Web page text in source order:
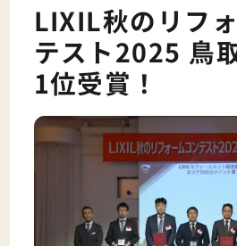
LIXIL秋のリフ
テスト2025 鳥
1位受賞！